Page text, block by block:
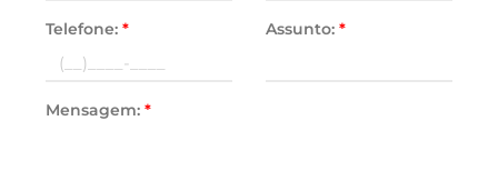
Telefone:* Assunto: *
Mensagem:*